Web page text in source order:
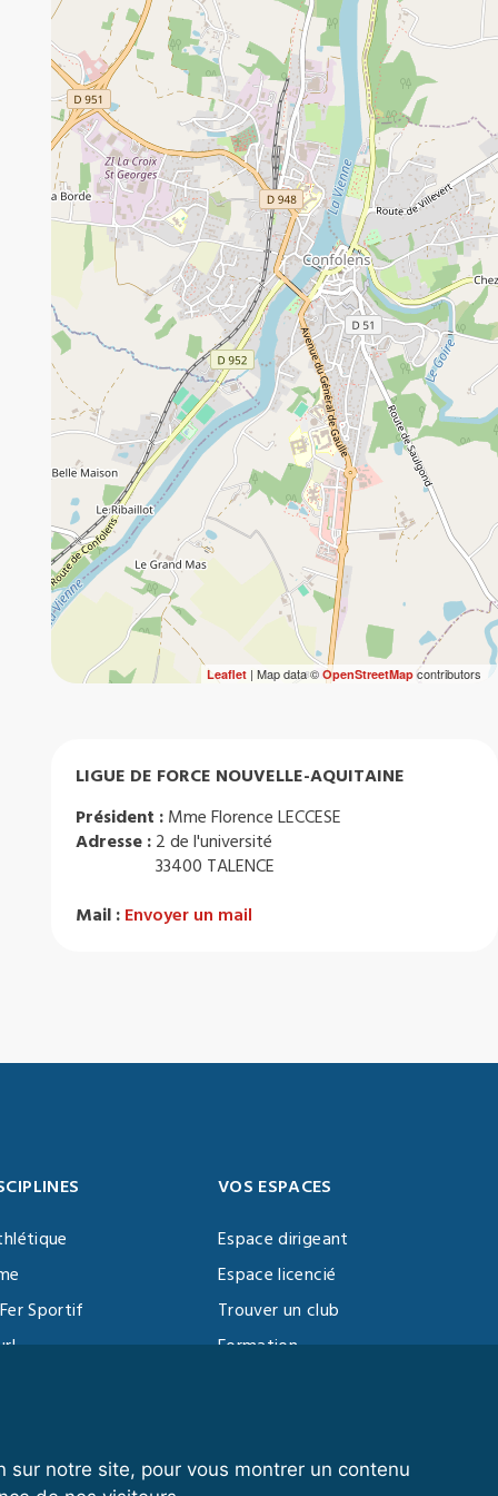
notre site, pour vous montrer un contenu
Leaflet| Map data © OpenStreetMapcontributors
LIGUE DE FORCE NOUVELLE-AQUITAINE
Président : Mme Florence LECCESE
Adresse : 2 de l'université
33400 TALENCE
Mail : Envoyer un mail
Sportif
VOS ESPACES
Espace dirigeant
Espace licencié
Trouver un club
Formation